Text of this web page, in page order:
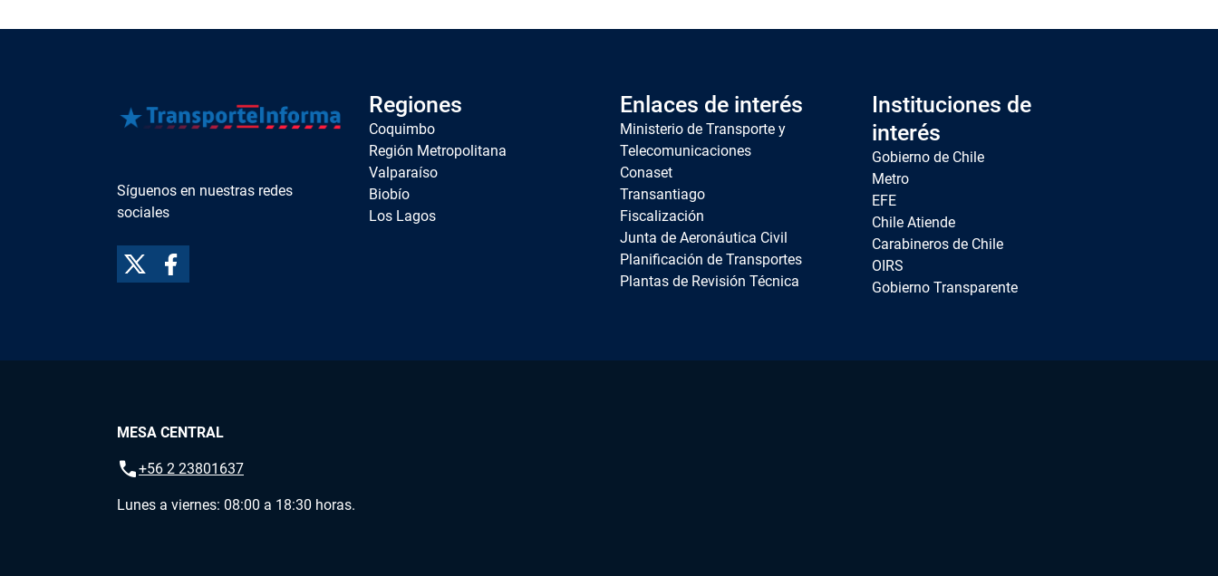
Síguenos en nuestras redes
sociales
Regiones
Coquimbo
Región Metropolitana
Valparaíso
Biobío
Los Lagos
Enlaces de interés
Ministerio de Transporte y
Telecomunicaciones
Conaset
Transantiago
Fiscalización
Junta de Aeronáutica Civil
Planificación de Transportes
Plantas de Revisión Técnica
Instituciones de
interés
Gobierno de Chile
Metro
EFE
Chile Atiende
Carabineros de Chile
OIRS
Gobierno Transparente
MESA CENTRAL
call+56 2 23801637
Lunes a viernes: 08:00 a 18:30 horas.